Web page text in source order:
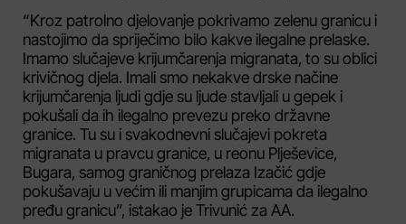
“Kroz patrolno djelovanje pokrivamo zelenu granicu i
nastojimo da spriječimo bilo kakve ilegalne prelaske.
Imamo slučajeve krijumčarenja migranata, to su oblici
krivičnog djela. Imali smo nekakve drske načine
krijumčarenja ljudi gdje su ljude stavljali u gepek i
pokušali da ih ilegalno prevezu preko državne
granice. Tu su i svakodnevni slučajevi pokreta
migranata u pravcu granice, u reonu Plješevice,
Bugara, samog graničnog prelaza Izačić gdje
pokušavaju u većim ili manjim grupicama da ilegalno
pređu granicu”, istakao je Trivunić za AA.